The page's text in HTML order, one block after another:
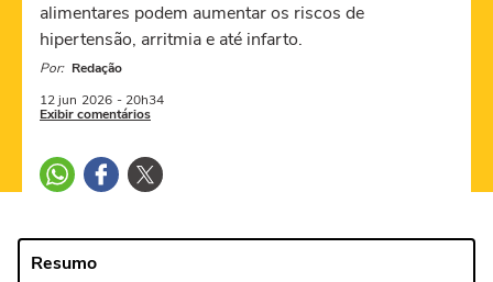
alimentares podem aumentar os riscos de
hipertensão, arritmia e até infarto.
Por: Redação
12 jun 2026 - 20h34
Exibir comentários
Resumo